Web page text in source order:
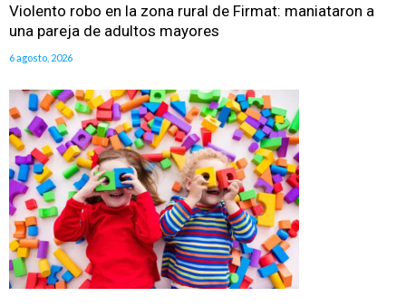
Violento robo en la zona rural de Firmat: maniataron a
una pareja de adultos mayores
6 agosto, 2026